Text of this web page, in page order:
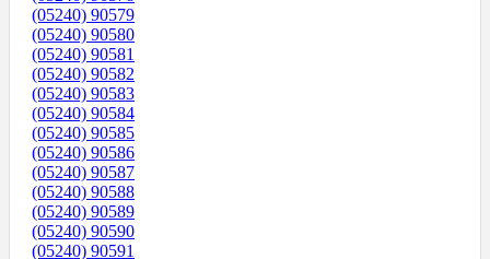
(05240) 90579
(05240) 90580
(05240) 90581
(05240) 90582
(05240) 90583
(05240) 90584
(05240) 90585
(05240) 90586
(05240) 90587
(05240) 90588
(05240) 90589
(05240) 90590
(05240) 90591